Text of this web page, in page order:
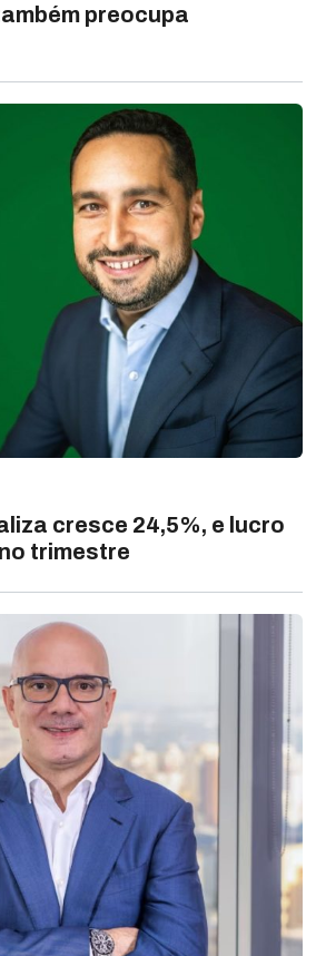
preocupa
cresce 24,5%, e lucro
trimestre